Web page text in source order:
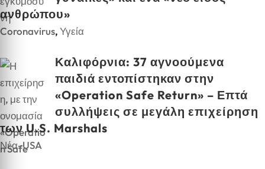
ανθρώπου»
Coronavirus,Υγεία
Καλιφόρνια: 37 αγνοούμενα
παιδιά εντοπίστηκαν στην
«Operation Safe Return» – Επτά
συλλήψεις σε μεγάλη επιχείρηση
των U.S. Marshals
Νέα-USA